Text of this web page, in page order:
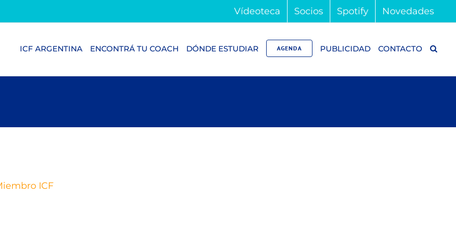
Vídeoteca Socios Spotify Novedades
ICF ARGENTINA ENCONTRÁ TU COACH DÓNDE ESTUDIAR AGENDA PUBLICIDAD CONTACTO
ICF